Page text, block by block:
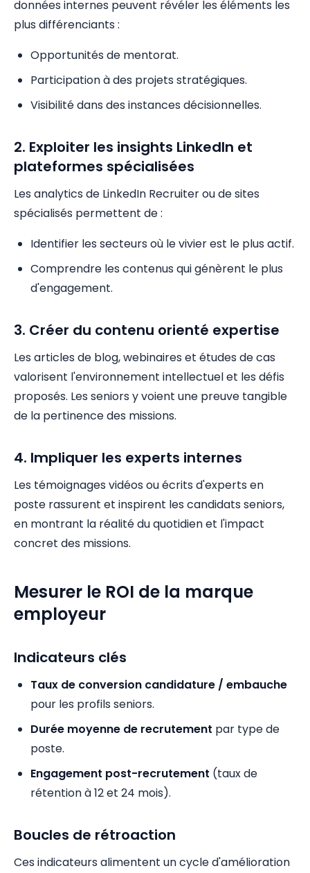
données internes peuvent révéler les éléments les
plus différenciants :
Opportunités de mentorat.
Participation à des projets stratégiques.
Visibilité dans des instances décisionnelles.
2. Exploiter les insights LinkedIn et
plateformes spécialisées
Les analytics de LinkedIn Recruiter ou de sites
spécialisés permettent de :
Identifier les secteurs où le vivier est le plus actif.
Comprendre les contenus qui génèrent le plus
d'engagement.
3. Créer du contenu orienté expertise
Les articles de blog, webinaires et études de cas
valorisent l'environnement intellectuel et les défis
proposés. Les seniors y voient une preuve tangible
de la pertinence des missions.
4. Impliquer les experts internes
Les témoignages vidéos ou écrits d'experts en
poste rassurent et inspirent les candidats seniors,
en montrant la réalité du quotidien et l'impact
concret des missions.
Mesurer le ROI de la marque
employeur
Indicateurs clés
Taux de conversion candidature / embauche
pour les profils seniors.
Durée moyenne de recrutement par type de
poste.
Engagement post-recrutement (taux de
rétention à 12 et 24 mois).
Boucles de rétroaction
Ces indicateurs alimentent un cycle d'amélioration